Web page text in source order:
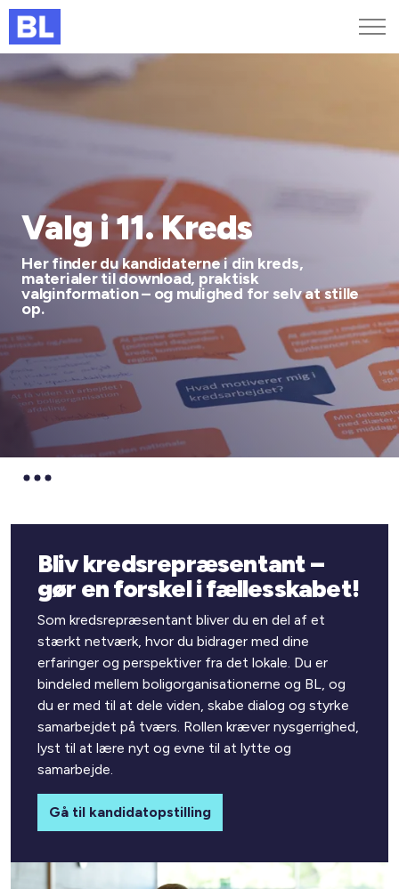
Genveje
Find medarbejder
Valg i 11. Kreds
Her finder du kandidaterne i din kreds,
materialer til download, praktisk
valginformation – og mulighed for selv at stille
op.
Bliv kredsrepræsentant –
gør en forskel i fællesskabet!
Som kredsrepræsentant bliver du en del af et
stærkt netværk, hvor du bidrager med dine
erfaringer og perspektiver fra det lokale. Du er
bindeled mellem boligorganisationerne og BL, og
du er med til at dele viden, skabe dialog og styrke
samarbejdet på tværs. Rollen kræver nysgerrighed,
lyst til at lære nyt og evne til at lytte og
samarbejde.
Gå til kandidatopstilling